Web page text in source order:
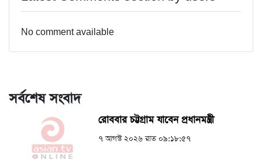
No comment available
সর্বশেষ সংবাদ
রোববার চট্টগ্রাম যাবেন প্রধানমন্ত্রী
৭ আগস্ট ২০২৬ রাত ০৯:১৮:৫৭